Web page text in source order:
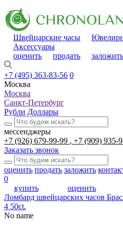
Швейцарские часы
Аксессуары
оценить
продать заложить
+7 (495) 363-83-56 0
Москва
Москва
Санкт-Петербург
Рубли Доллары
мессенджеры
+7 (926) 679-99-99
+7 (909) 935-
Заказать звонок
оценить продать заложить
0
купить
оценить
Ломбард швейцарских часов
4 50ct.
No name